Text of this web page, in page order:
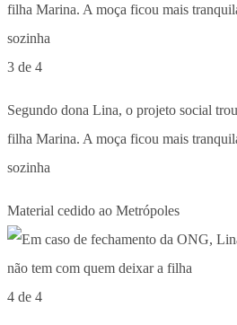
3 de 4
Segundo dona Lina, o projeto social
filha Marina. A moça ficou mais
sozinha
Material cedido ao Metrópoles
4 de 4